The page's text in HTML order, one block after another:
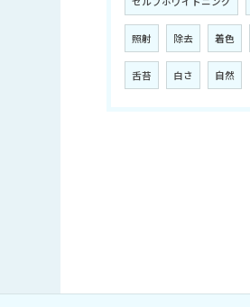
照射 除去 着色
舌苔 白さ 自然